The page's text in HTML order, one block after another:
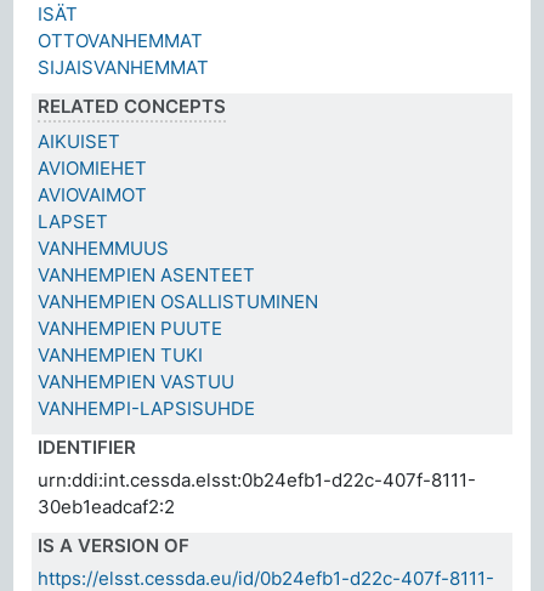
ISÄT
OTTOVANHEMMAT
SIJAISVANHEMMAT
RELATED CONCEPTS
AIKUISET
AVIOMIEHET
AVIOVAIMOT
LAPSET
VANHEMMUUS
VANHEMPIEN ASENTEET
VANHEMPIEN OSALLISTUMINEN
VANHEMPIEN PUUTE
VANHEMPIEN TUKI
VANHEMPIEN VASTUU
VANHEMPI-LAPSISUHDE
IDENTIFIER
urn:ddi:int.cessda.elsst:0b24efb1-d22c-407f-8111-
30eb1eadcaf2:2
IS A VERSION OF
https://elsst.cessda.eu/id/0b24efb1-d22c-407f-8111-